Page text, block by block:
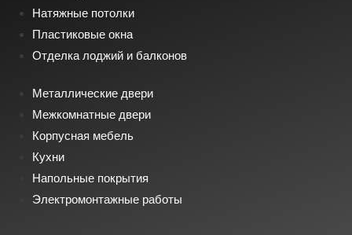
Натяжные потолки
Пластиковые окна
Отделка лоджий и балконов
Металлические двери
Межкомнатные двери
Корпусная мебель
Кухни
Напольные покрытия
Электромонтажные работы